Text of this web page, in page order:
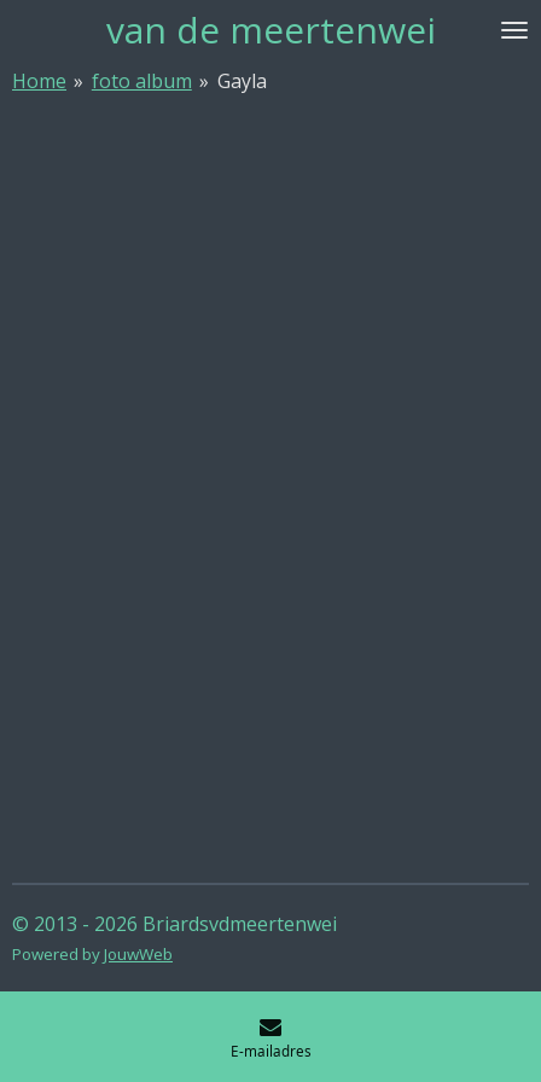
naar
van de meertenwei
Home » foto album » Gayla
© 2013 - 2026 Briardsvdmeertenwei
Powered by JouwWeb
E-mailadres